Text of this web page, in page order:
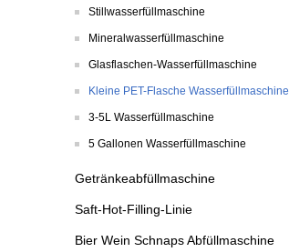
Stillwasserfüllmaschine
Mineralwasserfüllmaschine
Glasflaschen-Wasserfüllmaschine
Kleine PET-Flasche Wasserfüllmaschine
3-5L Wasserfüllmaschine
5 Gallonen Wasserfüllmaschine
Getränkeabfüllmaschine
Saft-Hot-Filling-Linie
Bier Wein Schnaps Abfüllmaschine